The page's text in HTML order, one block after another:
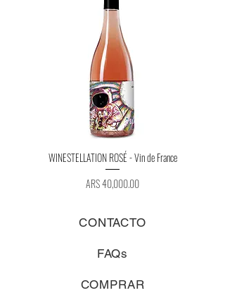
WINESTELLATION ROSÉ - Vin de France
Price
ARS 40,000.00
CONTACTO
FAQs
COMPRAR